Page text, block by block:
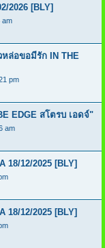
2026 [BLY]
am
หล่อขอมีรัก IN THE
pm
EDGE สโตรบ เอดจ์"
am
18/12/2025 [BLY]
18/12/2025 [BLY]